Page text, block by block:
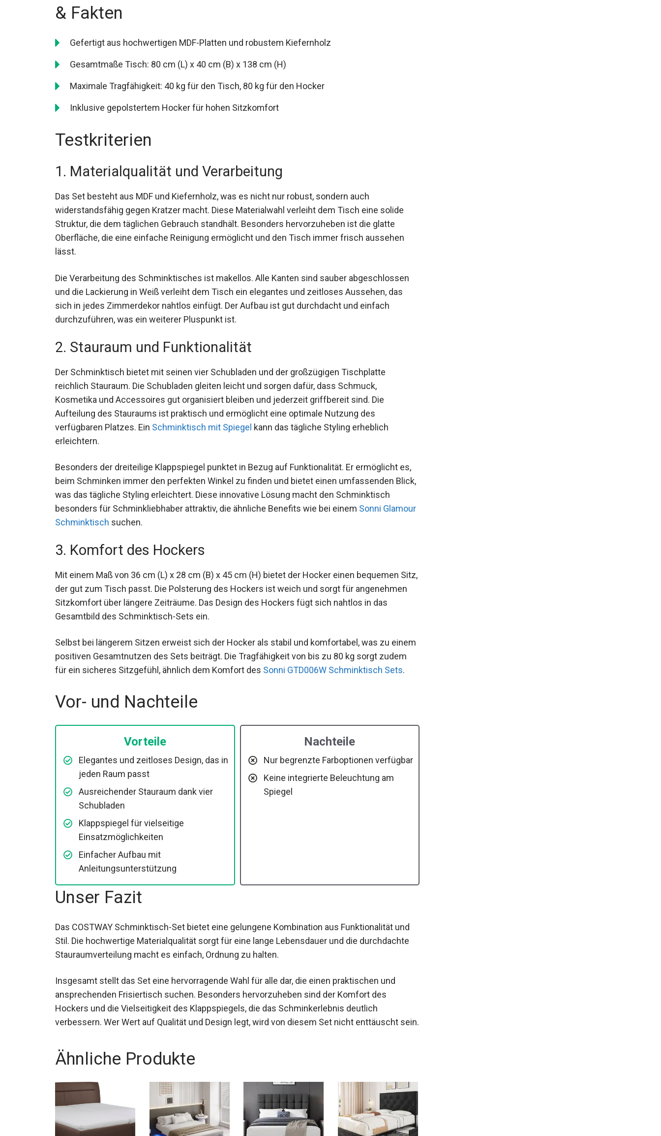
& Fakten
Gefertigt aus hochwertigen MDF-Platten und robustem Kiefernholz
Gesamtmaße Tisch: 80 cm (L) x 40 cm (B) x 138 cm (H)
Maximale Tragfähigkeit: 40 kg für den Tisch, 80 kg für den Hocker
Inklusive gepolstertem Hocker für hohen Sitzkomfort
Testkriterien
1. Materialqualität und Verarbeitung
Das Set besteht aus MDF und Kiefernholz, was es nicht nur robust, sondern auch
widerstandsfähig gegen Kratzer macht. Diese Materialwahl verleiht dem Tisch eine solide
Struktur, die dem täglichen Gebrauch standhält. Besonders hervorzuheben ist die glatte
Oberfläche, die eine einfache Reinigung ermöglicht und den Tisch immer frisch aussehen
lässt.
Die Verarbeitung des Schminktisches ist makellos. Alle Kanten sind sauber abgeschlossen
und die Lackierung in Weiß verleiht dem Tisch ein elegantes und zeitloses Aussehen, das
sich in jedes Zimmerdekor nahtlos einfügt. Der Aufbau ist gut durchdacht und einfach
durchzuführen, was ein weiterer Pluspunkt ist.
2. Stauraum und Funktionalität
Der Schminktisch bietet mit seinen vier Schubladen und der großzügigen Tischplatte
reichlich Stauraum. Die Schubladen gleiten leicht und sorgen dafür, dass Schmuck,
Kosmetika und Accessoires gut organisiert bleiben und jederzeit griffbereit sind. Die
Aufteilung des Stauraums ist praktisch und ermöglicht eine optimale Nutzung des
verfügbaren Platzes. Ein Schminktisch mit Spiegel kann das tägliche Styling erheblich
erleichtern.
Besonders der dreiteilige Klappspiegel punktet in Bezug auf Funktionalität. Er ermöglicht es,
beim Schminken immer den perfekten Winkel zu finden und bietet einen umfassenden Blick,
was das tägliche Styling erleichtert. Diese innovative Lösung macht den Schminktisch
besonders für Schminkliebhaber attraktiv, die ähnliche Benefits wie bei einem Sonni Glamour
Schminktisch suchen.
3. Komfort des Hockers
Mit einem Maß von 36 cm (L) x 28 cm (B) x 45 cm (H) bietet der Hocker einen bequemen Sitz,
der gut zum Tisch passt. Die Polsterung des Hockers ist weich und sorgt für angenehmen
Sitzkomfort über längere Zeiträume. Das Design des Hockers fügt sich nahtlos in das
Gesamtbild des Schminktisch-Sets ein.
Selbst bei längerem Sitzen erweist sich der Hocker als stabil und komfortabel, was zu einem
positiven Gesamtnutzen des Sets beiträgt. Die Tragfähigkeit von bis zu 80 kg sorgt zudem
für ein sicheres Sitzgefühl, ähnlich dem Komfort des Sonni GTD006W Schminktisch Sets.
Vor- und Nachteile
Vorteile
Elegantes und zeitloses Design, das in
jeden Raum passt
Ausreichender Stauraum dank vier
Schubladen
Klappspiegel für vielseitige
Einsatzmöglichkeiten
Einfacher Aufbau mit
Anleitungsunterstützung
Nachteile
Nur begrenzte Farboptionen verfügbar
Keine integrierte Beleuchtung am
Spiegel
Unser Fazit
Das COSTWAY Schminktisch-Set bietet eine gelungene Kombination aus Funktionalität und
Stil. Die hochwertige Materialqualität sorgt für eine lange Lebensdauer und die durchdachte
Stauraumverteilung macht es einfach, Ordnung zu halten.
Insgesamt stellt das Set eine hervorragende Wahl für alle dar, die einen praktischen und
ansprechenden Frisiertisch suchen. Besonders hervorzuheben sind der Komfort des
Hockers und die Vielseitigkeit des Klappspiegels, die das Schminkerlebnis deutlich
verbessern. Wer Wert auf Qualität und Design legt, wird von diesem Set nicht enttäuscht sein.
Ähnliche Produkte